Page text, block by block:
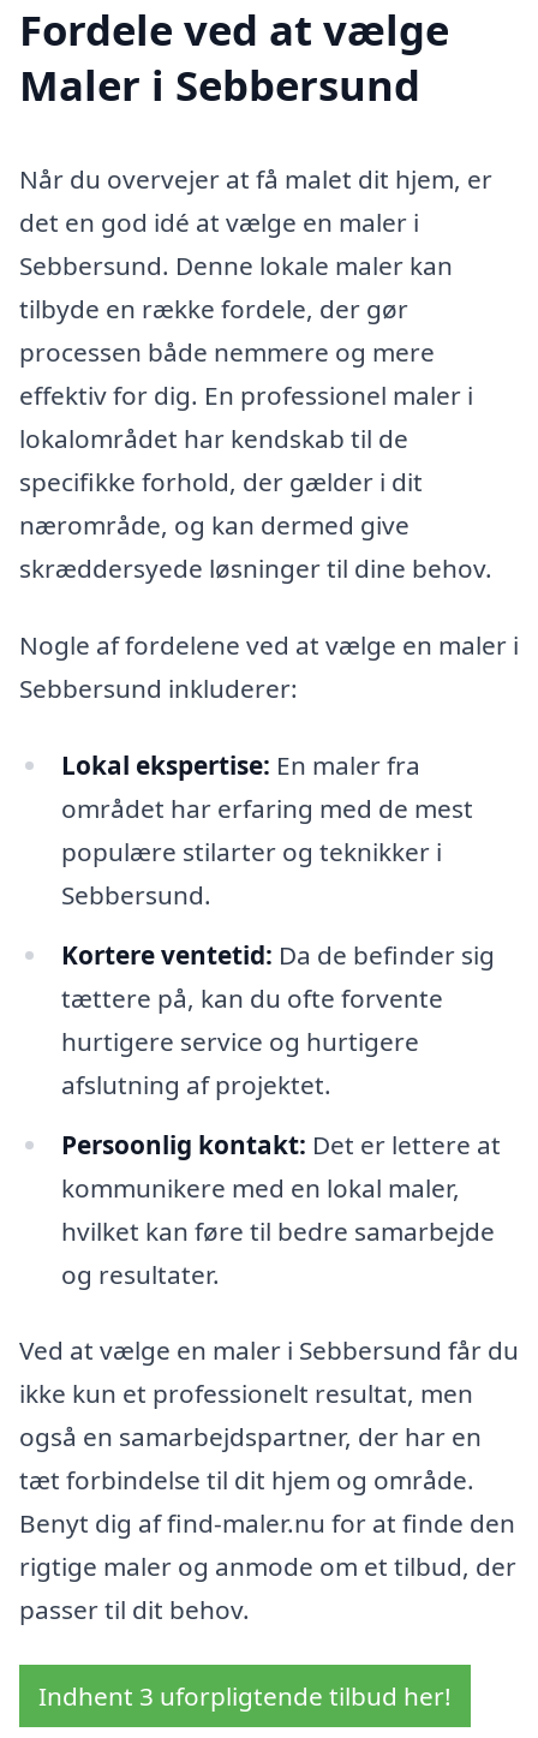
Fordele ved at vælge
Maler i Sebbersund
Når du overvejer at få malet dit hjem, er
det en god idé at vælge en maler i
Sebbersund. Denne lokale maler kan
tilbyde en række fordele, der gør
processen både nemmere og mere
effektiv for dig. En professionel maler i
lokalområdet har kendskab til de
specifikke forhold, der gælder i dit
nærområde, og kan dermed give
skræddersyede løsninger til dine behov.
Nogle af fordelene ved at vælge en maler i
Sebbersund inkluderer:
Lokal ekspertise: En maler fra
området har erfaring med de mest
populære stilarter og teknikker i
Sebbersund.
Kortere ventetid: Da de befinder sig
tættere på, kan du ofte forvente
hurtigere service og hurtigere
afslutning af projektet.
Persoonlig kontakt: Det er lettere at
kommunikere med en lokal maler,
hvilket kan føre til bedre samarbejde
og resultater.
Ved at vælge en maler i Sebbersund får du
ikke kun et professionelt resultat, men
også en samarbejdspartner, der har en
tæt forbindelse til dit hjem og område.
Benyt dig af find-maler.nu for at finde den
rigtige maler og anmode om et tilbud, der
passer til dit behov.
Indhent 3 uforpligtende tilbud her!